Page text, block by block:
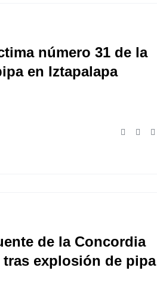
número 31 de la
en Iztapalapa
de la Concordia
tras explosión de pipa